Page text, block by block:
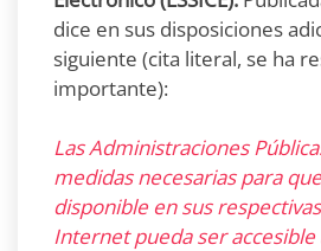
dice en sus disposiciones
siguiente (cita literal, se ha
importante):
Las Administraciones
medidas necesarias para
disponible en sus
Internet pueda ser accesible